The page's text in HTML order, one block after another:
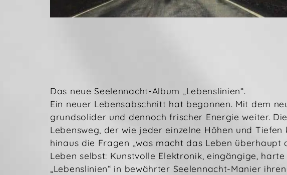
Das neue Seelennacht-Album „Lebenslinien“.
Ein neuer Lebensabschnitt hat begonnen. Mit dem
grundsolider und dennoch frischer Energie weiter.
Lebensweg, der wie jeder einzelne Höhen und
hinaus die Fragen „was macht das Leben überhaupt
Leben selbst: Kunstvolle Elektronik, eingängige,
„Lebenslinien“ in bewährter Seelennacht-Manier